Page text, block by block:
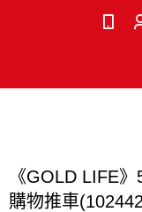
《GOLD LIFE
購物推車